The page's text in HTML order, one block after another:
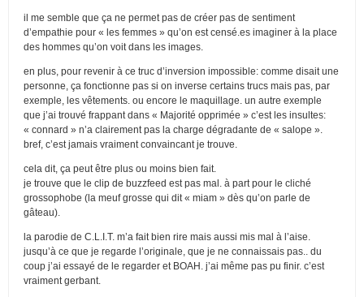
il me semble que ça ne permet pas de créer pas de sentiment
d’empathie pour « les femmes » qu’on est censé.es imaginer à la place
des hommes qu’on voit dans les images.
en plus, pour revenir à ce truc d’inversion impossible: comme disait une
personne, ça fonctionne pas si on inverse certains trucs mais pas, par
exemple, les vêtements. ou encore le maquillage. un autre exemple
que j’ai trouvé frappant dans « Majorité opprimée » c’est les insultes:
« connard » n’a clairement pas la charge dégradante de « salope ».
bref, c’est jamais vraiment convaincant je trouve.
cela dit, ça peut être plus ou moins bien fait.
je trouve que le clip de buzzfeed est pas mal. à part pour le cliché
grossophobe (la meuf grosse qui dit « miam » dès qu’on parle de
gâteau).
la parodie de C.L.I.T. m’a fait bien rire mais aussi mis mal à l’aise.
jusqu’à ce que je regarde l’originale, que je ne connaissais pas.. du
coup j’ai essayé de le regarder et BOAH. j’ai même pas pu finir. c’est
vraiment gerbant.